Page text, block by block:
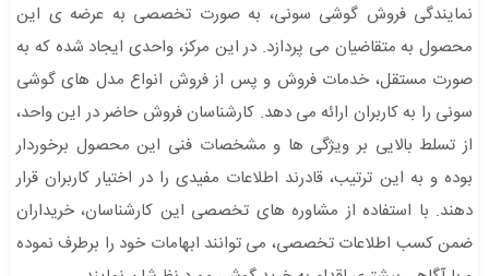
نمایندگی فروش گوشی سونی، به صورت تخصصی به عرضه ی این
محصول به متقاضیان می پردازد. در این مرکز، واحدی ایجاد شده که به
صورت مستقل، خدمات فروش و پس از فروش انواع مدل های گوشی
سونی را به کاربران ارائه می دهد. کارشناسان فروش حاضر در این واحد،
از تسلط بالایی بر ویژگی ها و مشخصات فنی این محصول برخوردار
بوده و به این ترتیب، قادرند اطلاعات مفیدی را در اختیار کاربران قرار
دهند. با استفاده از مشاوره های تخصصی این کارشناسان، خریداران
ضمن کسب اطلاعات تخصصی، می توانند ابهامات خود را برطرف نموده